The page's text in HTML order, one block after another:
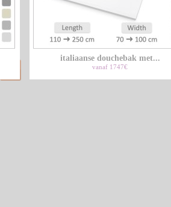
italiaanse douchebak met...
vanaf 1747€